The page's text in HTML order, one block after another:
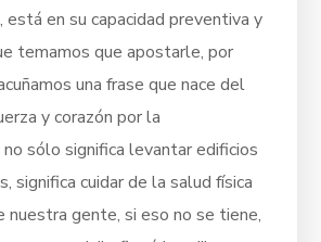
está en su capacidad preventiva y
temamos que apostarle, por
una frase que nace del
y corazón por la
sólo significa levantar edificios
significa cuidar de la salud física
nuestra gente, si eso no se tiene,